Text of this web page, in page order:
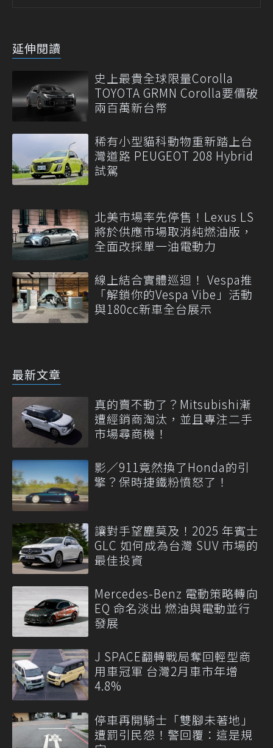
延伸閱讀
史上最貴全球限量Corolla
TOYOTA GRMN Corolla要價破
兩百萬新台幣
稀有小型貓科動物重新踏上台
灣道路 PEUGEOT 208 Hybrid
試駕
北美市場率先停售！Lexus LS
將於供應市場取消純燃油版，
全面改採單一油電動力
線上結合實體巡迴！ Vespa推
「解鎖你的Vespa Vibe」活動
與180cc新車全台展示
最新文章
真的賣不動了？Mitsubishi漸
遭經銷商淘汰，並且專注二手
市場尋商機！
影／911竟然換了Honda的引
擎？保時捷鐵粉憤怒了！
讓對手望塵莫及！2025 年賓士
GLC 如何成為台灣 SUV 市場的
最佳投資
Mercedes-Benz 電動策略轉向
EQ 命名淡出 燃油與電動並行
發展
J SPACE翻轉戰局奪回輕型商
用車冠軍 台灣2月車市年增
4.8%
停車再開騎士「雙腳未著地」
遭罰引民怨！警回覆：這是規